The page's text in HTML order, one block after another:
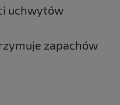
uchwytów
zapachów